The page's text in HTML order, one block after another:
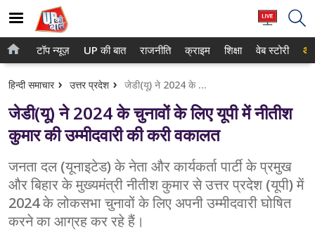
होम
टॉप न्यूज़
UP की बात
क्राइम
शिक्षा
टॉप न्यूज़ UP की बात राजनीति क्राइम शिक्षा वेब स्टोरी
हिन्दी समाचार उत्तर प्रदेश जेडी(यू) ने 2024 के चुनावों के लिए यूपी में नीतीश कुमार की उम्मीदवारी की करी वकालत
जेडी(यू) ने 2024 के चुनावों के लिए यूपी में नीतीश
कुमार की उम्मीदवारी की करी वकालत
जनता दल (यूनाइटेड) के नेता और कार्यकर्ता पार्टी के प्रमुख
और बिहार के मुख्यमंत्री नीतीश कुमार से उत्तर प्रदेश (यूपी) में
2024 के लोकसभा चुनावों के लिए अपनी उम्मीदवारी घोषित
करने का आग्रह कर रहे हैं।
गाजियाबाद
लखनऊ
वाराणसी
आगरा